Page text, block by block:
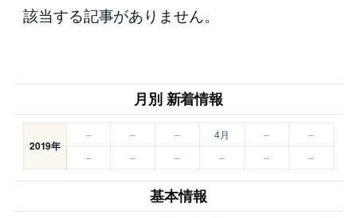
該当する記事がありません。
月別 新着情報
2019年
– – – 4月 –
–
–
– – – – –
基本情報